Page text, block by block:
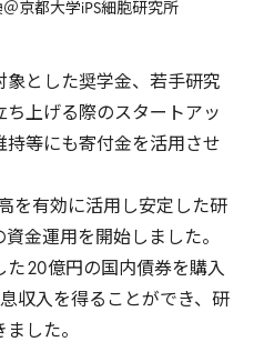
京都大学iPS細胞研究所
象とした奨学金、若手研究
上げる際のスタートアッ
持等にも寄付金を活用させ
を有効に活用し安定した研
金運用を開始しました。
た20億円の国内債券を購入
収入を得ることができ、研
した。